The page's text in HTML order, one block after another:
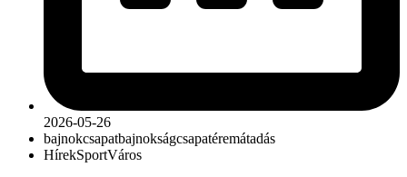
2026-05-26
bajnokcsapatbajnokságcsapatéremátadás
HírekSportVáros